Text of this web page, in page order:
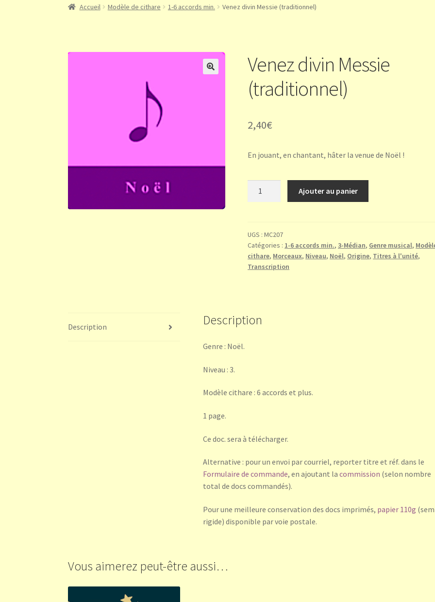
Accueil Modèle de cithare 1-6 accords min. Venez divin Messie (traditionnel)
Venez divin Messie
(traditionnel)
2,40€
En jouant, en chantant, hâter la venue de Noël !
Messie
(traditionnel)
Ajouter au panier
UGS :MC207
Catégories : 1-6 accords min., 3-Médian, Genre musical,
cithare, Morceaux, Niveau, Noël, Origine, Titres à l'unité,
Transcription
Description Description
Genre : Noël.
Niveau : 3.
Modèle cithare : 6 accords et plus.
1 page.
Ce doc. sera à télécharger.
Alternative : pour un envoi par courriel, reporter titre et réf. dans le
Formulaire de commande, en ajoutant la commission (selon nombre
total de docs commandés).
Pour une meilleure conservation des docs imprimés, papier 110g
rigide) disponible par voie postale.
Vous aimerez peut-être aussi…